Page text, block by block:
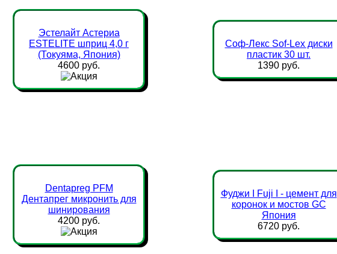
Эстелайт Астериа
ESTELITE шприц 4,0 г
(Токуяма, Япония)
4600 руб.
Соф-Лекс Sof-Lex диски
пластик 30 шт.
1390 руб.
Dentapreg PFM
Дентапрег микронить для
шинирования
4200 руб.
Фуджи I Fuji I - цемент для
коронок и мостов GC
Япония
6720 руб.